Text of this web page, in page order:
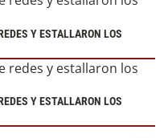
Y ESTALLARON LOS
Y ESTALLARON LOS